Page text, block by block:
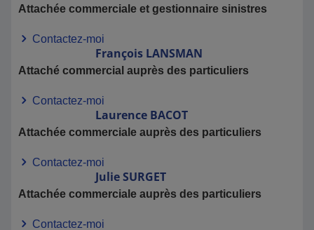
Attachée commerciale et gestionnaire sinistres
Contactez-moi
François LANSMAN
Attaché commercial auprès des particuliers
Contactez-moi
Laurence BACOT
Attachée commerciale auprès des particuliers
Contactez-moi
JulieSURGET
Attachée commerciale auprès des particuliers
Contactez-moi